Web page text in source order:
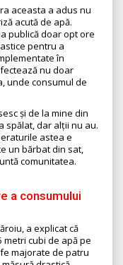
aceasta a adus nu
acută de apă.
publică doar opt ore
pentru a
în
nu doar
unde consumul de
și de la mine din
spălat, dar alții nu au.
astea e
un bărbat din sat,
comunitatea.
a consumului
a explicat că
metri cubi de apă pe
majorate de patru